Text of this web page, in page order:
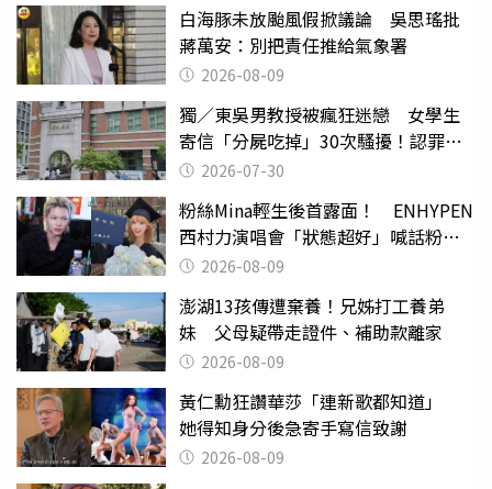
白海豚未放颱風假掀議論 吳思瑤批
蔣萬安：別把責任推給氣象署
2026-08-09
獨／東吳男教授被瘋狂迷戀 女學生
寄信「分屍吃掉」30次騷擾！認罪免
關 2026-07-30
粉絲Mina輕生後首露面！ ENHYPEN
西村力演唱會「狀態超好」喊話粉
絲：我們心意相通
2026-08-09
澎湖13孩傳遭棄養！兄姊打工養弟
妹 父母疑帶走證件、補助款離家
2026-08-09
黃仁勳狂讚華莎「連新歌都知道」
她得知身分後急寄手寫信致謝
2026-08-09